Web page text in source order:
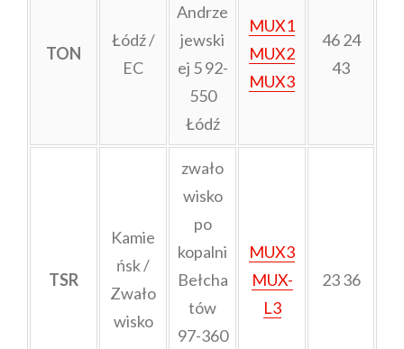
TON
Łódź /
EC
Andrze
jewski
ej 5 92-
550
Łódź
MUX1
MUX2
MUX3
46 24
43
TSR
Kamie
ńsk /
Zwało
wisko
zwało
wisko
po
kopalni
Bełcha
tów
97-360
MUX3
MUX-
L3
23 36